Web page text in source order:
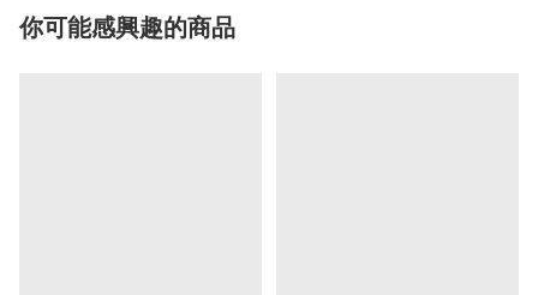
你可能感興趣的商品